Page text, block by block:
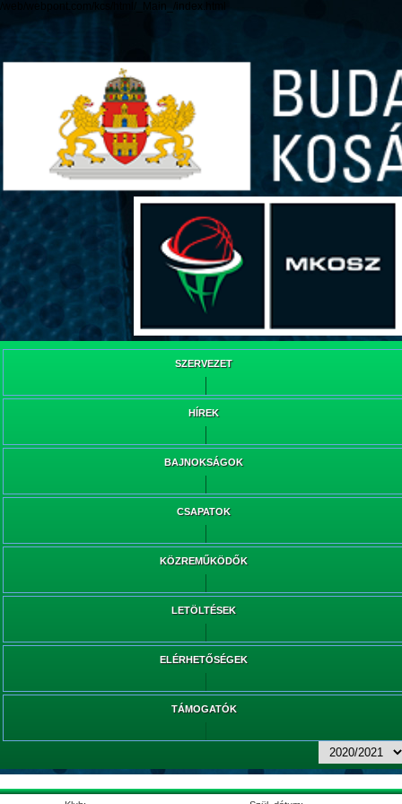
/web/webpont.com/kcs/html/_Main_/index.html
SZERVEZET
HÍREK
BAJNOKSÁGOK
CSAPATOK
KÖZREMŰKÖDŐK
LETÖLTÉSEK
ELÉRHETŐSÉGEK
TÁMOGATÓK